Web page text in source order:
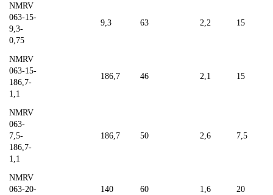
NMRV
063-15-
9,3-
0,75
9,3 63 2,2 15
NMRV
063-15-
186,7-
1,1
186,7 46 2,1 15
NMRV
063-
7,5-
186,7-
1,1
186,7 50 2,6 7,5
NMRV
063-20-
140 60 1,6 20